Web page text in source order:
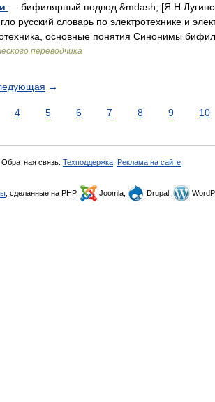
— бифилярный подвод &mdash;
русский словарь по электротехнике и
основные понятия Синонимы
переводчика
→
4 5 6 7 8 9 10
Обратная связь: Техподдержка Реклама на сайте
, сделанные на PHP, Joomla, Drupal,